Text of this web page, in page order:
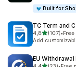
Built for
TC Term and
4,8de 5 estrelas
(107)
107 total de•Free
Add
EU
de 5 estrelas